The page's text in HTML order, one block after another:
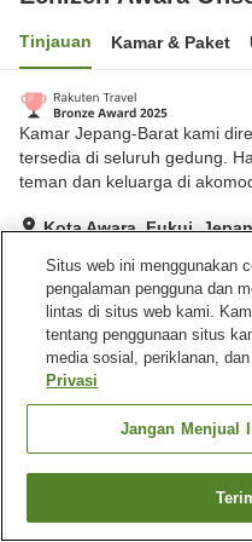
Tinjauan Kamar & Paket
Kamar Jepang-Barat kami
tersedia di seluruh gedung.
teman dan keluarga di
Kota Awara, Fukui,
Sangat baik Ulasan:
Fasilitas properti
Echizen Awara Onsen Hasegawa
Situs web ini menggunakan
pengalaman pengguna dan
lintas di situs web kami.
tentang penggunaan situs
media sosial, periklanan,
Privasi
Jangan Menjual